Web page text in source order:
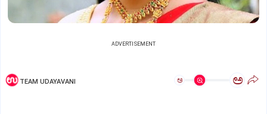
ADVERTISEMENT
TEAM UDAYAVANI ಅ ಅ